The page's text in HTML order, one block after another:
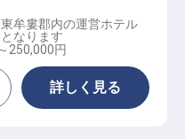
牟婁郡内の運営ホテル
なります
250,000円
詳しく見る